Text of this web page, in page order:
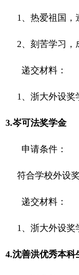
1、热爱祖国
2、刻苦学习
递交材料：
1、浙大外设奖
3.岑可法奖学金
申请条件：
符合学校外设
递交材料：
1、 浙大外设奖
4.沈善洪优秀本科